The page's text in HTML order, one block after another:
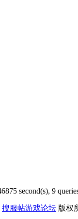
second(s), 9
搜服帖游戏论坛 版权